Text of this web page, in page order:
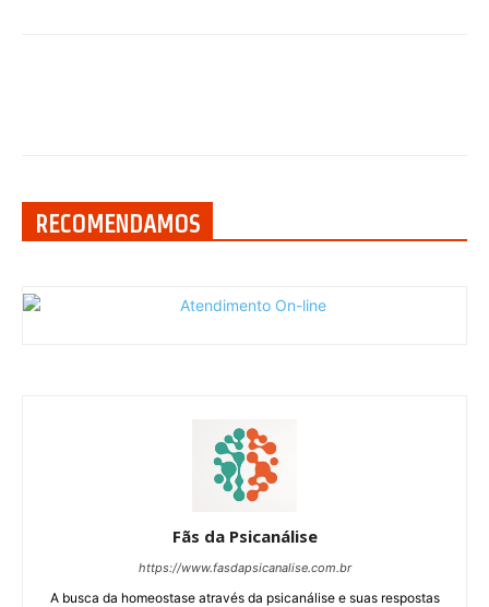
RECOMENDAMOS
Fãs da Psicanálise
https://www.fasdapsicanalise.com.br
A busca da homeostase através da psicanálise e suas respostas